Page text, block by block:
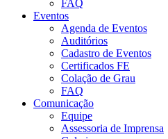
FAQ
Eventos
Agenda de Eventos
Auditórios
Cadastro de Eventos
Certificados FE
Colação de Grau
FAQ
Comunicação
Equipe
Assessoria de Imprensa